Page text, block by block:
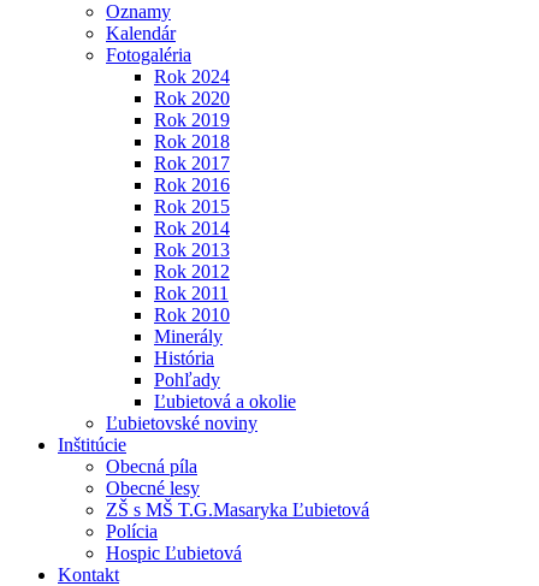
Oznamy
Kalendár
Fotogaléria
Rok 2024
Rok 2020
Rok 2019
Rok 2018
Rok 2017
Rok 2016
Rok 2015
Rok 2014
Rok 2013
Rok 2012
Rok 2011
Rok 2010
Minerály
História
Pohľady
Ľubietová a okolie
Ľubietovské noviny
Inštitúcie
Obecná píla
Obecné lesy
ZŠ s MŠ T.G.Masaryka Ľubietová
Polícia
Hospic Ľubietová
Kontakt